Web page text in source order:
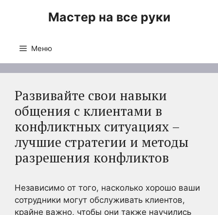
Мастер на все руки
Меню
Развивайте свои навыки
общения с клиентами в
конфликтных ситуациях –
лучшие стратегии и методы
разрешения конфликтов
Независимо от того, насколько хорошо ваши
сотрудники могут обслуживать клиентов,
крайне важно, чтобы они также научились